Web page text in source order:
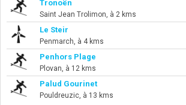
Tronoën
Saint Jean Trolimon, à 2 kms
Le Steir
Penmarch, à 4 kms
Penhors Plage
Plovan, à 12 kms
Palud Gourinet
Pouldreuzic, à 13 kms